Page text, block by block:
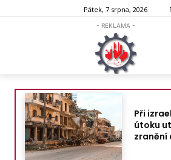
Pátek, 7 srpna, 2026
- REKLAMA -
Při
útoku
zranění